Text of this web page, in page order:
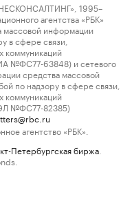
1995–
агентства «РБК»
массовой информации
в сфере связи,
коммуникаций
№ФС77-63848) и сетевого
средства массовой
по надзору в сфере связи,
коммуникаций
№ФС77-82385)
агентство «РБК».
Петербургская биржа